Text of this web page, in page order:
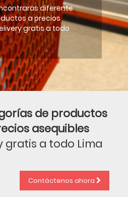
diferente
a precios
gratis a todo
de productos
asequibles
gratis a todo Lima
Contáctenos ahora